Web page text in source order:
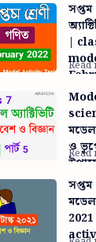
|
মডেল
ও ভূগোল সপ্তম
সপ্তম
মডেল